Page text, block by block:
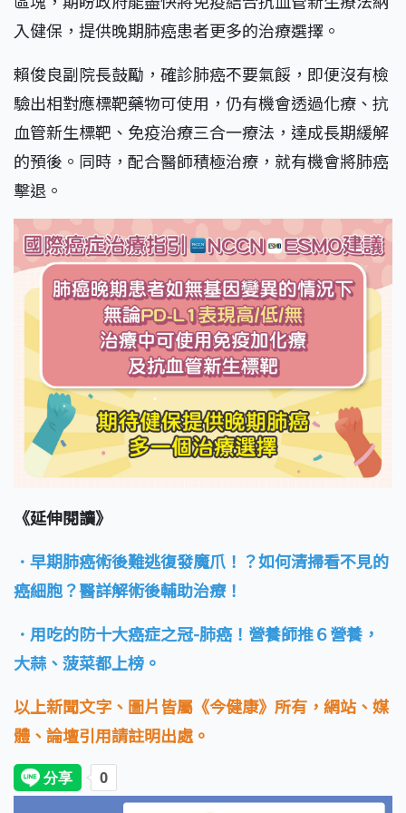
入健保，提供晚期肺癌患者更多的治療選擇。
賴俊良副院長鼓勵，確診肺癌不要氣餒，即便沒有檢
驗出相對應標靶藥物可使用，仍有機會透過化療、抗
血管新生標靶、免疫治療三合一療法，達成長期緩解
的預後。同時，配合醫師積極治療，就有機會將肺癌
擊退。
《延伸閱讀》
．早期肺癌術後難逃復發魔爪！？如何清掃看不見的
癌細胞？醫詳解術後輔助治療！
．用吃的防十大癌症之冠-肺癌！營養師推６營養，
大蒜、菠菜都上榜。
以上新聞文字、圖片皆屬《今健康》所有，網站、媒
體、論壇引用請註明出處。